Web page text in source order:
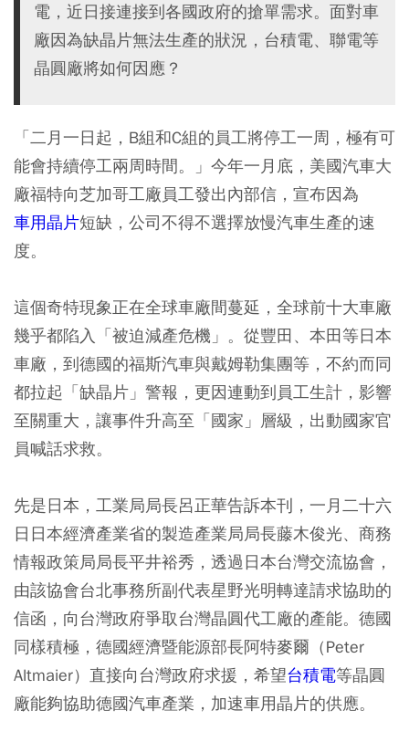
電，近日接連接到各國政府的搶單需求。面對車
廠因為缺晶片無法生產的狀況，台積電、聯電等
晶圓廠將如何因應？
「二月一日起，B組和C組的員工將停工一周，極有可
能會持續停工兩周時間。」今年一月底，美國汽車大
廠福特向芝加哥工廠員工發出內部信，宣布因為
車用晶片短缺，公司不得不選擇放慢汽車生產的速
度。
這個奇特現象正在全球車廠間蔓延，全球前十大車廠
幾乎都陷入「被迫減產危機」。從豐田、本田等日本
車廠，到德國的福斯汽車與戴姆勒集團等，不約而同
都拉起「缺晶片」警報，更因連動到員工生計，影響
至關重大，讓事件升高至「國家」層級，出動國家官
員喊話求救。
先是日本，工業局局長呂正華告訴本刊，一月二十六
日日本經濟產業省的製造產業局局長藤木俊光、商務
情報政策局局長平井裕秀，透過日本台灣交流協會，
由該協會台北事務所副代表星野光明轉達請求協助的
信函，向台灣政府爭取台灣晶圓代工廠的產能。德國
同樣積極，德國經濟暨能源部長阿特麥爾（Peter
Altmaier）直接向台灣政府求援，希望台積電等晶圓
廠能夠協助德國汽車產業，加速車用晶片的供應。